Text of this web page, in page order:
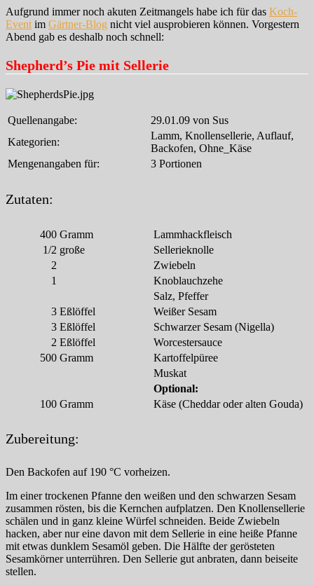
Aufgrund immer noch akuten Zeitmangels habe ich für das Koch-
Event im Gärtner-Blog nicht viel ausprobieren können. Vorgestern
Abend gab es deshalb noch schnell:
Shepherd’s Pie mit Sellerie
Quellenangabe:
29.01.09 von Sus
Kategorien:
Lamm, Knollensellerie, Auflauf,
Backofen, Ohne_Käse
Mengenangaben für:
3 Portionen
Zutaten:
400 Gramm
Lammhackfleisch
1/2 große
Sellerieknolle
2
Zwiebeln
1
Knoblauchzehe
Salz, Pfeffer
3 Eßlöffel
Weißer Sesam
3 Eßlöffel
Schwarzer Sesam (Nigella)
2 Eßlöffel
Worcestersauce
500 Gramm
Kartoffelpüree
Muskat
Optional:
100 Gramm Käse (Cheddar oder alten Gouda)
Zubereitung:
Den Backofen auf 190 °C vorheizen.
Im einer trockenen Pfanne den weißen und den schwarzen Sesam
zusammen rösten, bis die Kernchen aufplatzen. Den Knollensellerie
schälen und in ganz kleine Würfel schneiden. Beide Zwiebeln
hacken, aber nur eine davon mit dem Sellerie in eine heiße Pfanne
mit etwas dunklem Sesamöl geben. Die Hälfte der gerösteten
Sesamkörner unterrühren. Den Sellerie gut anbraten, dann beiseite
stellen.